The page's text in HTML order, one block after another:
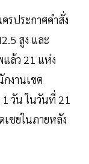
รประกาศคำสั่ง
สูง และ
ล้ว 21 แห่ง
กงานเขต
วัน ในวันที่ 21
เชยในภายหลัง